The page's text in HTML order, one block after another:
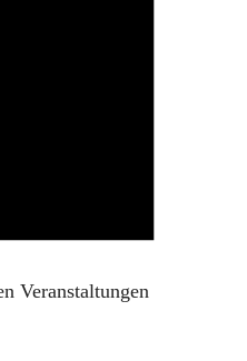
Veranstaltungen